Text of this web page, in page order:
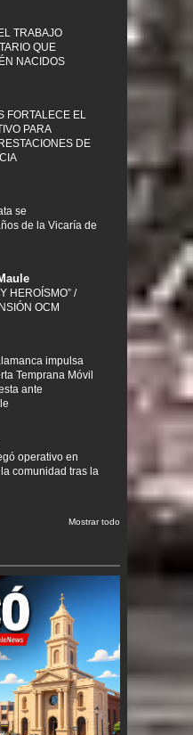
TRABAJO
QUE
NACIDOS
FORTALECE EL
PARA
DE
se
de la Vicaría de
HEROÍSMO” /
OCM
impulsa
Temprana Móvil
ante
operativo en
comunidad tras la
Mostrar todo